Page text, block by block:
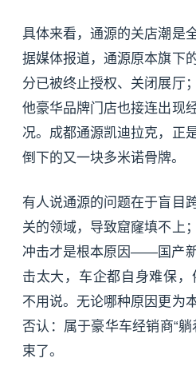
具体来看，通源的关店潮是
据媒体报道，通源原本旗下
分已被终止授权、关闭展厅
他豪华品牌门店也接连出现
况。成都通源凯迪拉克，正
倒下的又一块多米诺骨牌。
有人说通源的问题在于盲目
关的领域，导致窟窿填不上
冲击才是根本原因——国产
击太大，车企都自身难保
不用说。无论哪种原因更为
否认：属于豪华车经销商“
束了。